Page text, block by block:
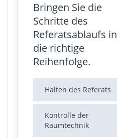
Bringen Sie die
Schritte des
Referatsablaufs in
die richtige
Reihenfolge.
Halten des Referats
Kontrolle der
Raumtechnik